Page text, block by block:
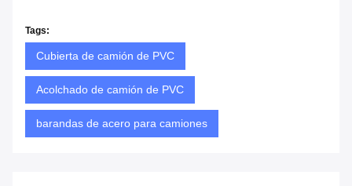
Tags:
Cubierta de camión de PVC
Acolchado de camión de PVC
barandas de acero para camiones